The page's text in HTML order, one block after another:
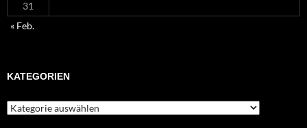
31
« Feb.
KATEGORIEN
Kategorien